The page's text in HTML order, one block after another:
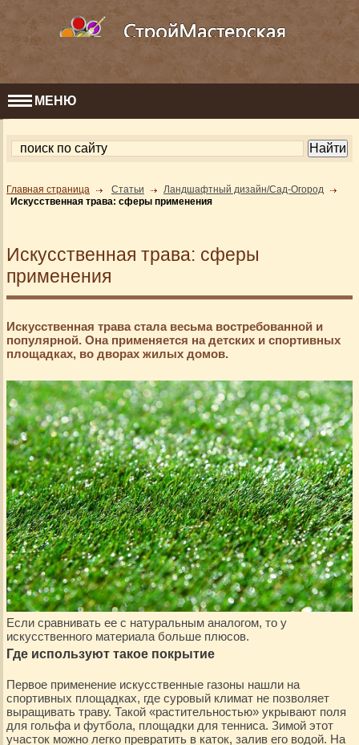
МЕНЮ
Главная страница Статьи
Ландшафтный дизайн/Сад-Огород
Искусственная трава: сферы применения
Искусственная трава: сферы
применения
Искусственная трава стала весьма востребованной и
популярной. Она применяется на детских и спортивных
площадках, во дворах жилых домов.
Если сравнивать ее с натуральным аналогом, то у
искусственного материала больше плюсов.
Где используют такое покрытие
Первое применение искусственные газоны нашли на
спортивных площадках, где суровый климат не позволяет
выращивать траву. Такой «растительностью» укрывают поля
для гольфа и футбола, площадки для тенниса. Зимой этот
участок можно легко превратить в каток, залив его водой. На